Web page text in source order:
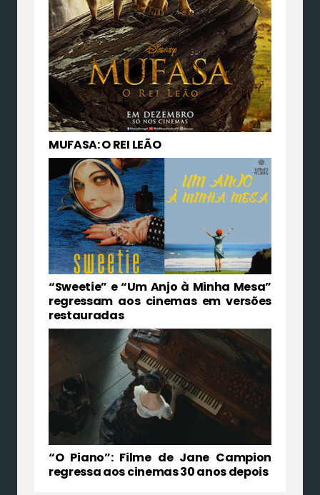
MUFASA: O REI LEÃO
“Sweetie” e “Um Anjo à Minha Mesa”
regressam aos cinemas em versões
restauradas
“O Piano”: Filme de Jane Campion
regressa aos cinemas 30 anos depois